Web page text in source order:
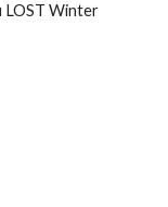
LOST Winter